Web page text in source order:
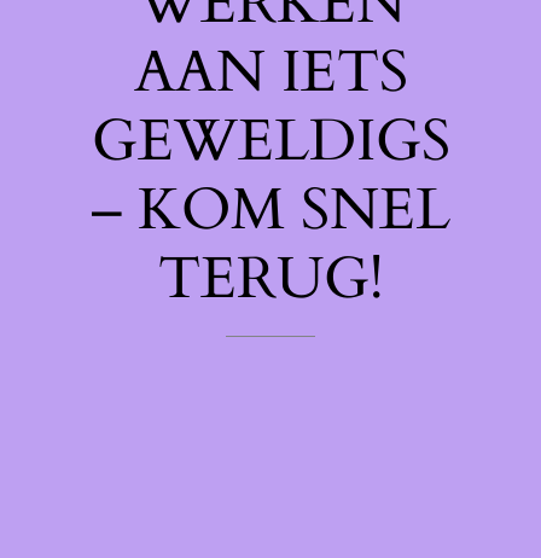
AAN IETS
GEWELDIGS
– KOM SNEL
TERUG!